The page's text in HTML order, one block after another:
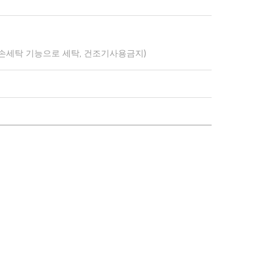
세탁 기능으로 세탁, 건조기사용금지)